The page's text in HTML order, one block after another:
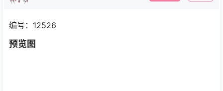
编号：12526
预览图